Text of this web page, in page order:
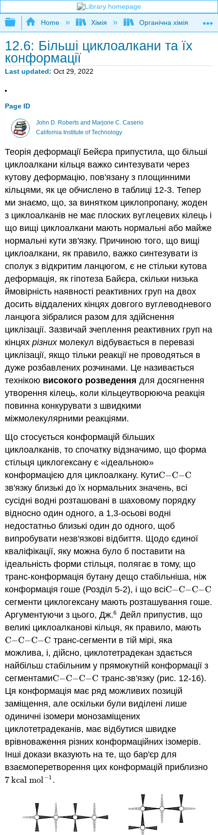
Expand/collapse global hierarchy
Home Хімія Органічна хімія
12.6: Більші циклоалкани та їх
конформації
Last updated Oct 29, 2022
Page ID
John D. Roberts and Marjorie C. Caserio
California Institute of Technology
Теорія деформації Бейєра припустила, що більші
циклоалкани кільця важко синтезувати через
кутову деформацію, пов'язану з площинними
кільцями, як це обчислено в таблиці 12-3. Тепер
ми знаємо, що, за винятком циклопропану, жоден
з циклоалканів не має плоских вуглецевих кілець і
що вищі циклоалкани мають нормальні або майже
нормальні кути зв'язку. Причиною того, що вищі
циклоалкани, як правило, важко синтезувати із
сполук з відкритим ланцюгом, є не стільки кутова
деформація, як гіпотеза Байєра, скільки низька
ймовірність наявності реактивних груп на двох
досить віддалених кінцях довгого вуглеводневого
ланцюга зібралися разом для здійснення
циклізації. Зазвичай зчеплення реактивних груп на
кінцяхрізнихмолекул відбувається в перевазі
циклізації, якщо тільки реакції не проводяться в
дуже розбавлених розчинами. Це називається
технікою високого розведення для досягнення
утворення кілець, коли кільцеутворююча реакція
повинна конкурувати з швидкими
міжмолекулярними реакціями.
Що стосується конформацій більших
циклоалканів, то спочатку відзначимо, що форма
стільця циклогексану є «ідеальною»
конформацією для циклоалкану. КутиC−C−C
C−C−C
зв'язку близькі до їх нормальних значень, всі
сусідні водні розташовані в шаховому порядку
відносно один одного, а 1,3-осьові водні
недостатньо близькі один до одного, щоб
випробувати незв'язкові відбиття. Щодо єдиної
кваліфікації, яку можна було б поставити на
ідеальність форми стільця, полягає в тому, що
транс-конформація бутану дещо стабільніша, ніж
конформація гоше (Розділ 5-2), і що всіC−C−C−C
C−C−C−C
сегменти циклогексану мають розташування гоше.
Аргументуючи з цього, Дж.6
6 Дейл припустив, що
великі циклоалканові кільця, як правило, мають
C−C−C−C
C−C−C−C
транс-сегменти в тій мірі, яка
можлива, і, дійсно, циклотетрадекан здається
найбільш стабільним у прямокутній конформації з
сегментамиC−C−C−C
C−C−C−C
транс-зв'язку (рис. 12-16).
Ця конформація має ряд можливих позицій
заміщення, але оскільки були виділені лише
одиничні ізомери монозаміщених
циклотетрадеканів, має відбутися швидке
врівноваження різних конформаційних ізомерів.
Інші докази вказують на те, що бар'єр для
взаємоперетворення цих конформацій приблизно
7 kcal mol−1
7 kcal mol−1.